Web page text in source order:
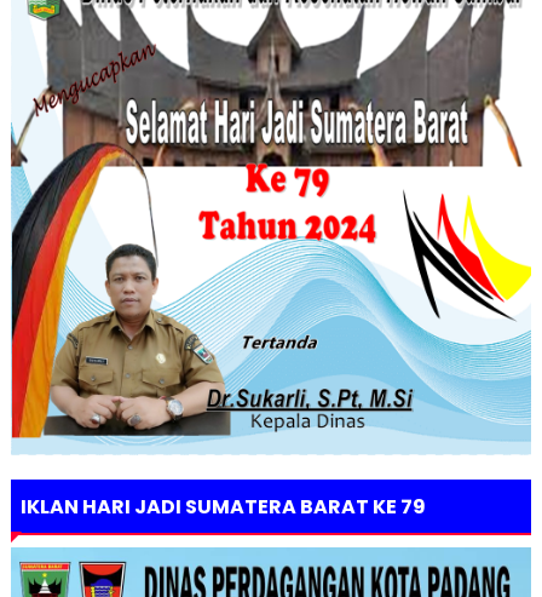
IKLAN HARI JADI SUMATERA BARAT KE 79